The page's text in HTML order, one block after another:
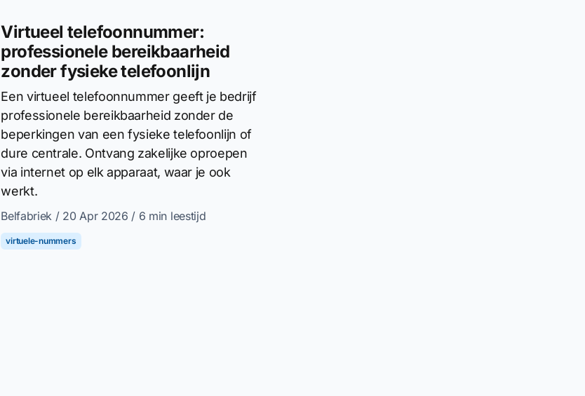
Virtueel telefoonnummer:
professionele bereikbaarheid
zonder fysieke telefoonlijn
Een virtueel telefoonnummer geeft je bedrijf
professionele bereikbaarheid zonder de
beperkingen van een fysieke telefoonlijn of
dure centrale. Ontvang zakelijke oproepen
via internet op elk apparaat, waar je ook
werkt.
Belfabriek / 20 Apr 2026 / 6 min leestijd
virtuele-nummers